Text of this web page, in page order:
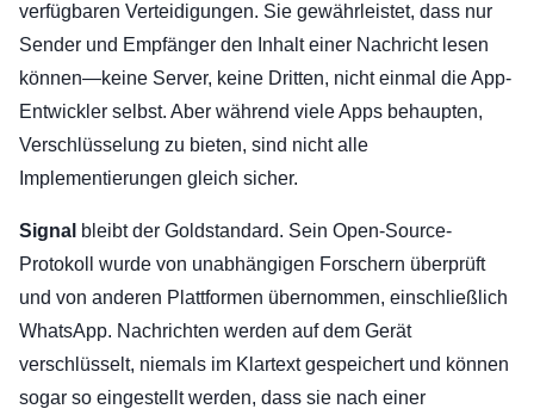
verfügbaren Verteidigungen. Sie gewährleistet, dass nur
Sender und Empfänger den Inhalt einer Nachricht lesen
können—keine Server, keine Dritten, nicht einmal die App-
Entwickler selbst. Aber während viele Apps behaupten,
Verschlüsselung zu bieten, sind nicht alle
Implementierungen gleich sicher.
Signal bleibt der Goldstandard. Sein Open-Source-
Protokoll wurde von unabhängigen Forschern überprüft
und von anderen Plattformen übernommen, einschließlich
WhatsApp. Nachrichten werden auf dem Gerät
verschlüsselt, niemals im Klartext gespeichert und können
sogar so eingestellt werden, dass sie nach einer